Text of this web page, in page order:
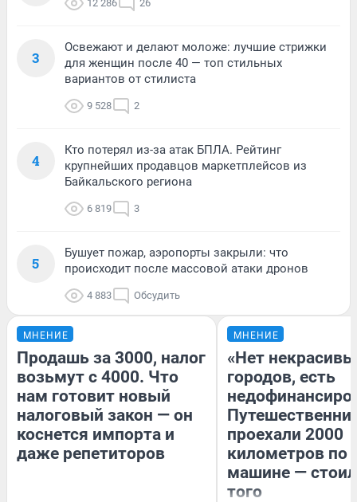
12 286 26
3
Освежают и делают моложе: лучшие стрижки
для женщин после 40 — топ стильных
вариантов от стилиста
9 528 2
4
Кто потерял из-за атак БПЛА. Рейтинг
крупнейших продавцов маркетплейсов из
Байкальского региона
6 819 3
5
Бушует пожар, аэропорты закрыли: что
происходит после массовой атаки дронов
4 883 Обсудить
МНЕНИЕ
Продашь за 3000, налог
возьмут с 4000. Что
нам готовит новый
налоговый закон — он
коснется импорта и
даже репетиторов
МНЕНИЕ
«Нет
городов, есть
проехали 2000
километров по
машине —
того